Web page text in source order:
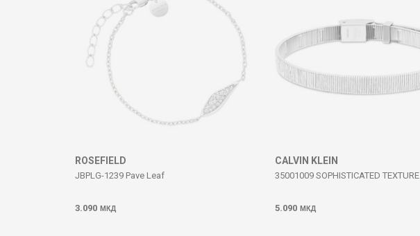
ROSEFIELD
JBPLG-1239 Pave Leaf
3.090 МКД
CALVIN KLEIN
35001009 SOPHISTICATED TEXTURE
5.090 МКД